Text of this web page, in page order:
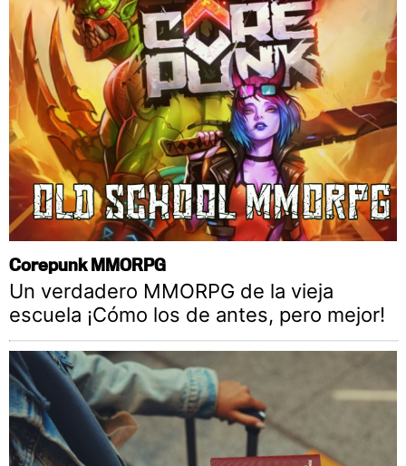
Corepunk MMORPG
Un verdadero MMORPG de la vieja
escuela ¡Cómo los de antes, pero mejor!